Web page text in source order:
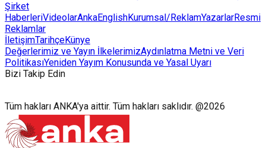
Şirket
HaberleriVideolarAnkaEnglishKurumsal/ReklamYazarlarResmi
Reklamlar
İletişimTarihçeKünye
Değerlerimiz ve Yayın İlkelerimizAydınlatma Metni ve Veri
PolitikasıYeniden Yayım Konusunda ve Yasal Uyarı
Bizi Takip Edin
Tüm hakları ANKA'ya aittir. Tüm hakları saklıdır. @2026